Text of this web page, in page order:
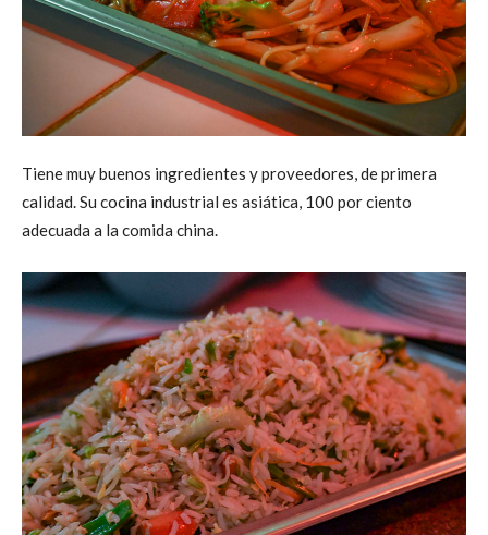
Tiene muy buenos ingredientes y proveedores, de primera
calidad. Su cocina industrial es asiática, 100 por ciento
adecuada a la comida china.